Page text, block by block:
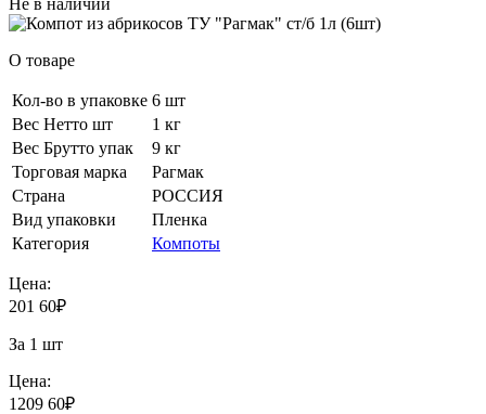
О товаре
Кол-во в упаковке 6 шт
Вес Нетто шт
1 кг
Вес Брутто упак
9 кг
Торговая марка
Рагмак
Страна
РОССИЯ
Вид упаковки
Пленка
Категория
Компоты
Цена:
201 60₽
За 1 шт
Цена:
1209 60₽